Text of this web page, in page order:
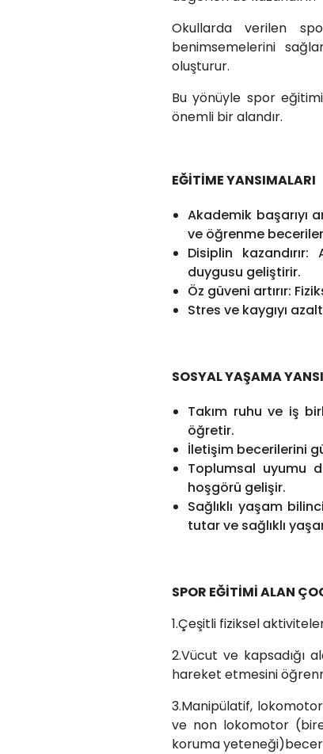
Okullarda verilen
benimsemelerini
oluşturur.
Bu yönüyle spor
önemli bir alandır.
EĞİTİME YANSIMALARI
Akademik başarıyı
ve öğrenme
Disiplin
duygusu geliştirir.
Öz güveni artırır:
Stres ve kaygıyı
SOSYAL YAŞAMA
Takım ruhu ve iş
öğretir.
İletişim becerilerini
Toplumsal uyumu
hoşgörü gelişir.
Sağlıklı yaşam
tutar ve sağlıklı
SPOR EĞİTİMİ ALAN
1.Çeşitli fiziksel
2.Vücut ve kapsadığı
hareket etmesini
3.Manipülatif,
ve non lokomotor
koruma